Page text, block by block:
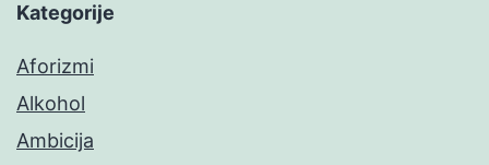
Kategorije
Aforizmi
Alkohol
Ambicija